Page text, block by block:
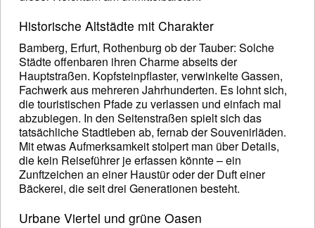
Historische Altstädte mit Charakter
Bamberg, Erfurt, Rothenburg ob der Tauber: Solche
Städte offenbaren ihren Charme abseits der
Hauptstraßen. Kopfsteinpflaster, verwinkelte Gassen,
Fachwerk aus mehreren Jahrhunderten. Es lohnt sich,
die touristischen Pfade zu verlassen und einfach mal
abzubiegen. In den Seitenstraßen spielt sich das
tatsächliche Stadtleben ab, fernab der Souvenirläden.
Mit etwas Aufmerksamkeit stolpert man über Details,
die kein Reiseführer je erfassen könnte – ein
Zunftzeichen an einer Haustür oder der Duft einer
Bäckerei, die seit drei Generationen besteht.
Urbane Viertel und grüne Oasen